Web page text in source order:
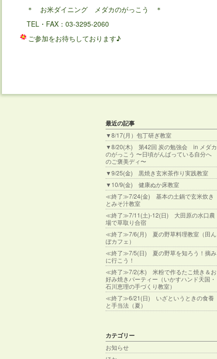
＊ お米ダイニング メダカのがっこう ＊
TEL・FAX：03-3295-2060
ご参加をお待ちしております♪
最近の記事
▼8/17(月）包丁研ぎ教室
▼8/20(木) 第42回 炭の勉強会 in メダカ
のがっこう 〜日頃がんばっている自分へ
のご褒美ディ〜
▼9/25(金) 黒焼き玄米茶作り実践教室
▼10/9(金) 健康ぬか床教室
≪終了≫7/24(金) 基本の土鍋で玄米炊き
とみそ汁教室
≪終了≫7/11(土)-12(日) 大田原の水口農
場で草取り合宿
≪終了≫7/6(月) 夏の野草料理教室（田ん
ぼカフェ）
≪終了≫7/5(日) 夏の野草を知ろう！摘み
に行こう！
≪終了≫7/2(木) 米粉で作るたこ焼き＆お
好み焼きパーティー（いかすハンド天国・
石川恵理の手づくり教室）
≪終了≫6/21(日) いざというときの食養
と手当法（夏）
カテゴリー
お知らせ